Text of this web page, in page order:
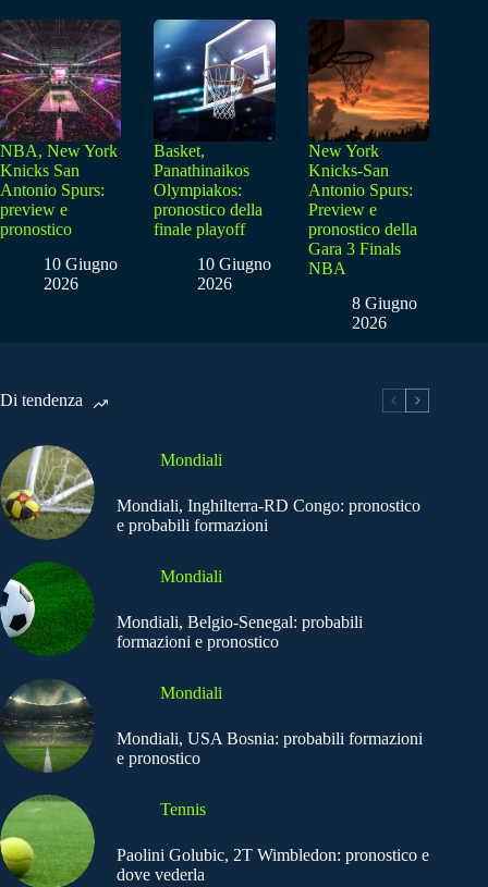
NBA, New York
Knicks San
Antonio Spurs:
preview e
pronostico
10 Giugno
2026
Basket,
Panathinaikos
Olympiakos:
pronostico della
finale playoff
10 Giugno
2026
New York
Knicks-San
Antonio Spurs:
Preview e
pronostico della
Gara 3 Finals
NBA
8 Giugno
2026
Di tendenza
Mondiali
Mondiali, Inghilterra-RD Congo: pronostico
e probabili formazioni
Mondiali
Mondiali, Belgio-Senegal: probabili
formazioni e pronostico
Mondiali
Mondiali, USA Bosnia: probabili formazioni
e pronostico
Tennis
Paolini Golubic, 2T Wimbledon: pronostico e
dove vederla